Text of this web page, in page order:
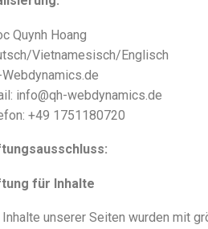
Quynh Hoang
Vietnamesisch/Englisch
info@qh-webdynamics.de
+49 1751180720
für Inhalte
Inhalte unserer Seiten wurden mit